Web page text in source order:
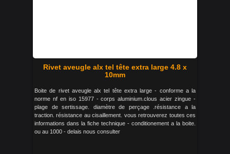
Rivet aveugle alx tel tête extra large 4.8 x
10mm
Boite de rivet aveugle alx tel tête extra large - conforme a la
norme nf en iso 15977 - corps aluminium.clous acier zingue -
plage de sertissage. diamètre de perçage .résistance a la
traction. résistance au cisaillement. vous retrouverez toutes ces
informations dans la fiche technique - conditionement a la boite.
ou au 1000 - delais nous consulter